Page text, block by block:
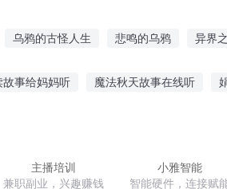
乌鸦的古怪人生 悲鸣的乌鸦 异界
故事给妈妈听 魔法秋天故事在线听
主播培训
兼职副业，兴趣赚钱
小雅智能
智能硬件，连接赋